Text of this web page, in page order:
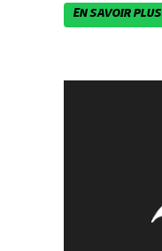
EN SAVOIR PLUS